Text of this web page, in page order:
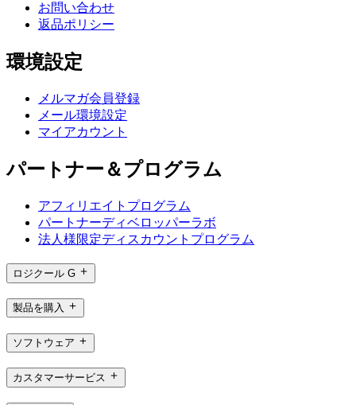
お問い合わせ
返品ポリシー
環境設定
メルマガ会員登録
メール環境設定
マイアカウント
パートナー＆プログラム
アフィリエイトプログラム
パートナーディベロッパーラボ
法人様限定ディスカウントプログラム
ロジクール G
製品を購入
ソフトウェア
カスタマーサービス